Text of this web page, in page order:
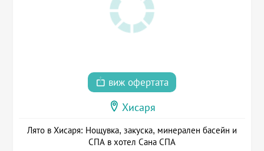
виж офертата
Хисаря
Лято в Хисаря: Нощувка, закуска, минерален басейн и
СПА в хотел Сана СПА